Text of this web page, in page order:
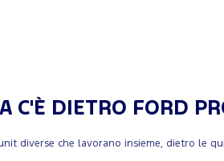
C'È DIETRO FORD
diverse che lavorano insieme, dietro le